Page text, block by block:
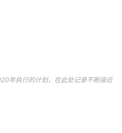
年执行的计划，在此处记录不断接近